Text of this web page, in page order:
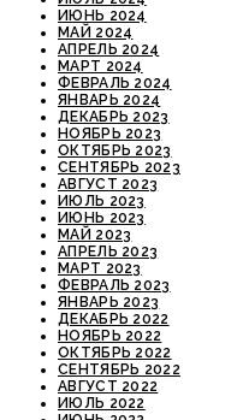
ИЮНЬ 2024
МАЙ 2024
АПРЕЛЬ 2024
МАРТ 2024
ФЕВРАЛЬ 2024
ЯНВАРЬ 2024
ДЕКАБРЬ 2023
НОЯБРЬ 2023
ОКТЯБРЬ 2023
СЕНТЯБРЬ 2023
АВГУСТ 2023
ИЮЛЬ 2023
ИЮНЬ 2023
МАЙ 2023
АПРЕЛЬ 2023
МАРТ 2023
ФЕВРАЛЬ 2023
ЯНВАРЬ 2023
ДЕКАБРЬ 2022
НОЯБРЬ 2022
ОКТЯБРЬ 2022
СЕНТЯБРЬ 2022
АВГУСТ 2022
ИЮЛЬ 2022